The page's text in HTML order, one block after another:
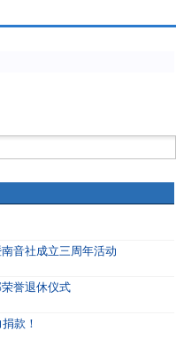
音社成立三周年活动
誉退休仪式
款！